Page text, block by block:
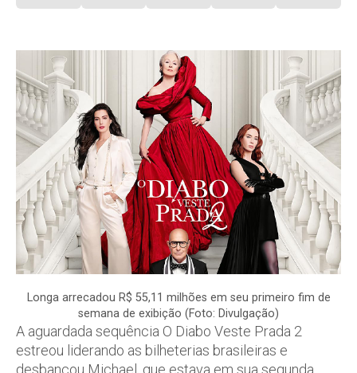
Longa arrecadou R$ 55,11 milhões em seu primeiro fim de
semana de exibição (Foto: Divulgação)
A aguardada sequência O Diabo Veste Prada 2
estreou liderando as bilheterias brasileiras e
desbancou Michael, que estava em sua segunda